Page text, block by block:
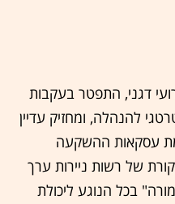
דגני, התפטר בעקבות
להנהלה, ומחזיק עדיין
השלמת עסקאות ההשקעה
של רשות ניירות ערך
בכל הנוגע ליכולת